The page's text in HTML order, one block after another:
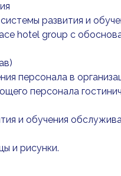
развития и
hotel group с
персонала в
персонала
и обучения
и рисунки.